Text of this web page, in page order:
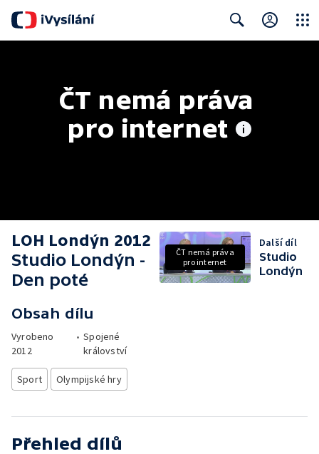
ČT nemá práva
pro internet
LOH Londýn 2012
Studio Londýn -
Den poté
Obsah dílu
Vyrobeno
2012
• Spojené
království
Sport Olympijské hry
ČT nemá práva
pro internet
Další díl
Studio
Londýn
Přehled dílů